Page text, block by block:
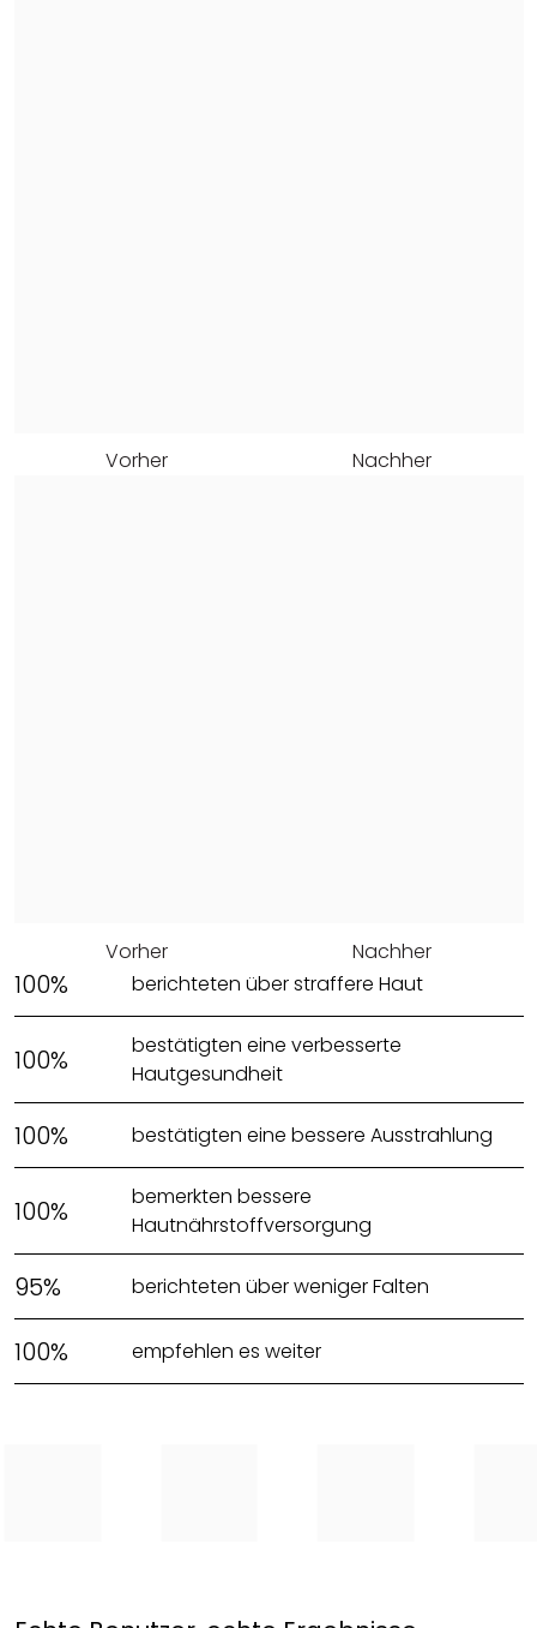
100% berichteten über straffere Haut
100%
bestätigten eine verbesserte
Hautgesundheit
100% bestätigten eine bessere Ausstrahlung
100%
bemerkten bessere
Hautnährstoffversorgung
95% berichteten über weniger Falten
100% empfehlen es weiter
Vorher Nachher
Vorher Nachher